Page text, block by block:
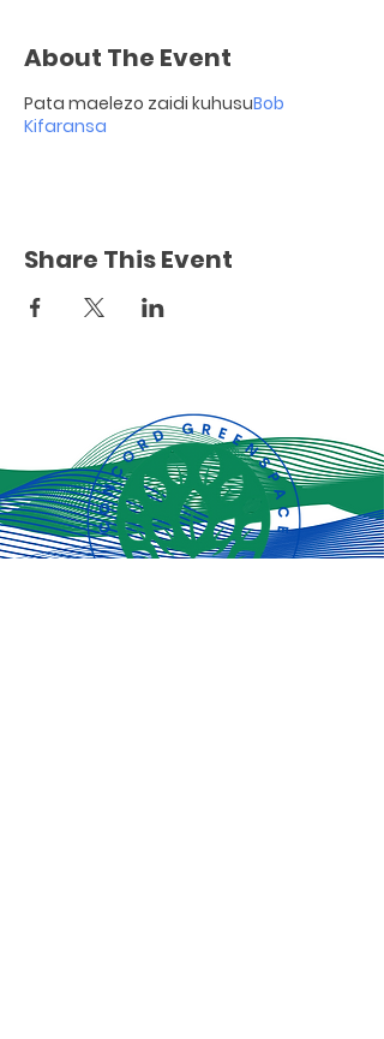
About The Event
Pata maelezo zaidi kuhusuBob
Kifaransa
Share This Event